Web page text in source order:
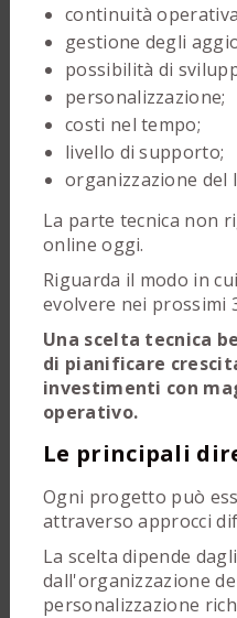
continuità
gestione degli
possibilità di
personalizzazione;
costi nel tempo;
livello di supporto;
organizzazione del
La parte tecnica non
online oggi.
Riguarda il modo in
evolvere nei prossimi
Una scelta tecnica
di pianificare
investimenti con
operativo.
Le principali
Ogni progetto può
attraverso approcci
La scelta dipende
dall'organizzazione
personalizzazione